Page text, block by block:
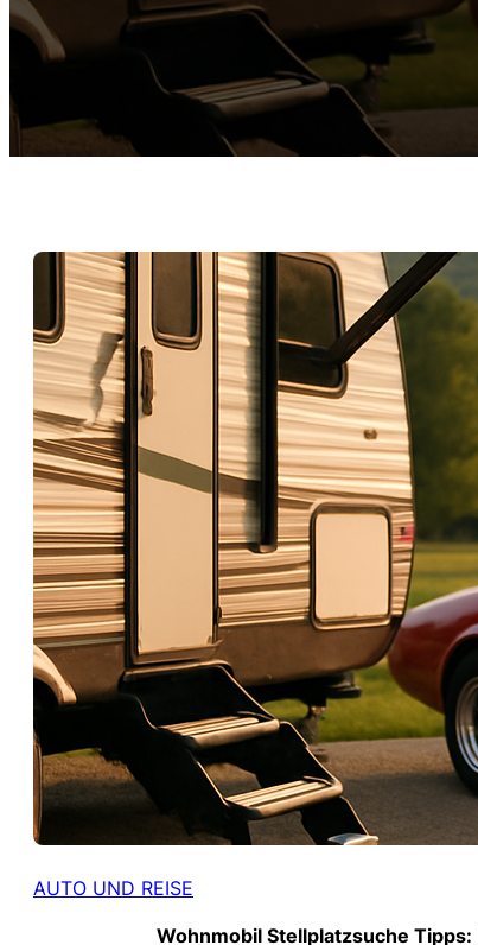
AUTO UND REISE
Wohnmobil Stellplatzsuche Tipps: